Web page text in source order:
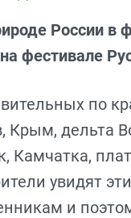
России в
фестивале
по
Крым, дельта
Камчатка,
увидят
и